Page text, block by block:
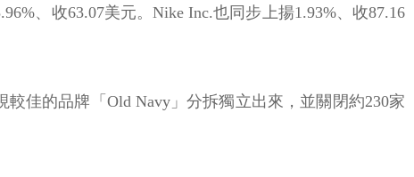
、收63.07美元。Nike Inc.也同步上揚1.93%、收87.16
較佳的品牌「Old Navy」分拆獨立出來，並關閉約230家